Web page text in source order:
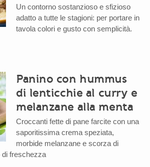
Un contorno sostanzioso e sfizioso
adatto a tutte le stagioni: per portare in
tavola colori e gusto con semplicità.
Panino con hummus
di lenticchie al curry e
melanzane alla menta
Croccanti fette di pane farcite con una
saporitissima crema speziata,
morbide melanzane e scorza di
di freschezza